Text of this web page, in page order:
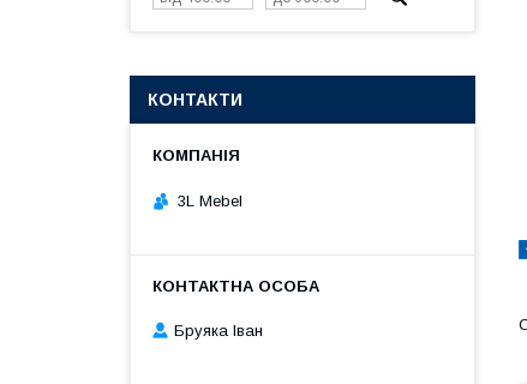
КОНТАКТИ
3L Mebel
Бруяка Іван